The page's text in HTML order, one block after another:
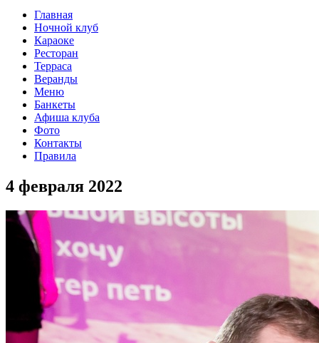
Главная
Ночной клуб
Караоке
Ресторан
Терраса
Веранды
Меню
Банкеты
Афиша клуба
Фото
Контакты
Правила
4 февраля 2022